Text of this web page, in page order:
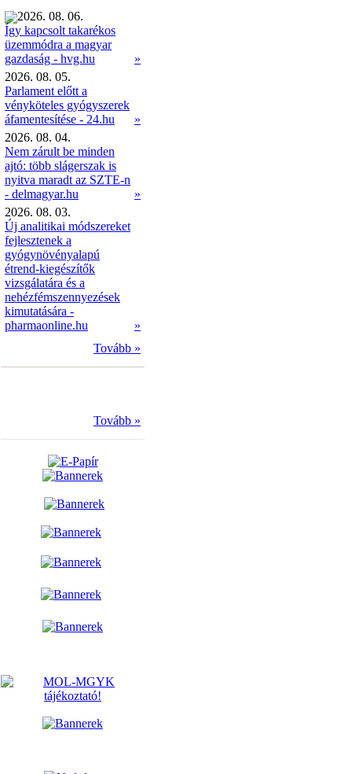
2026. 08. 06.
Így kapcsolt takarékos
üzemmódra a magyar
gazdaság - hvg.hu
»
2026. 08. 05.
Parlament előtt a
vényköteles gyógyszerek
áfamentesítése - 24.hu
»
2026. 08. 04.
Nem zárult be minden
ajtó: több slágerszak is
nyitva maradt az SZTE-n
- delmagyar.hu
»
2026. 08. 03.
Új analitikai módszereket
fejlesztenek a
gyógynövényalapú
étrend-kiegészítők
vizsgálatára és a
nehézfémszennyezések
kimutatására -
pharmaonline.hu
»
Tovább »
Tovább »